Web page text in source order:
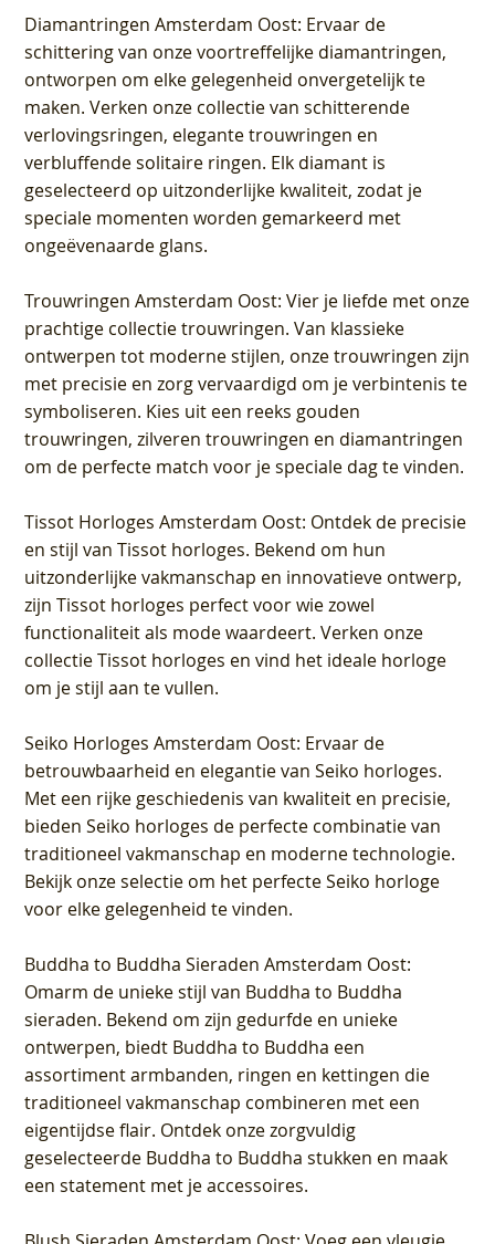
Diamantringen Amsterdam Oost: Ervaar de
schittering van onze voortreffelijke diamantringen,
ontworpen om elke gelegenheid onvergetelijk te
maken. Verken onze collectie van schitterende
verlovingsringen, elegante trouwringen en
verbluffende solitaire ringen. Elk diamant is
geselecteerd op uitzonderlijke kwaliteit, zodat je
speciale momenten worden gemarkeerd met
ongeëvenaarde glans.
Trouwringen Amsterdam Oost: Vier je liefde met onze
prachtige collectie trouwringen. Van klassieke
ontwerpen tot moderne stijlen, onze trouwringen zijn
met precisie en zorg vervaardigd om je verbintenis te
symboliseren. Kies uit een reeks gouden
trouwringen, zilveren trouwringen en diamantringen
om de perfecte match voor je speciale dag te vinden.
Tissot Horloges Amsterdam Oost: Ontdek de precisie
en stijl van Tissot horloges. Bekend om hun
uitzonderlijke vakmanschap en innovatieve ontwerp,
zijn Tissot horloges perfect voor wie zowel
functionaliteit als mode waardeert. Verken onze
collectie Tissot horloges en vind het ideale horloge
om je stijl aan te vullen.
Seiko Horloges Amsterdam Oost: Ervaar de
betrouwbaarheid en elegantie van Seiko horloges.
Met een rijke geschiedenis van kwaliteit en precisie,
bieden Seiko horloges de perfecte combinatie van
traditioneel vakmanschap en moderne technologie.
Bekijk onze selectie om het perfecte Seiko horloge
voor elke gelegenheid te vinden.
Buddha to Buddha Sieraden Amsterdam Oost:
Omarm de unieke stijl van Buddha to Buddha
sieraden. Bekend om zijn gedurfde en unieke
ontwerpen, biedt Buddha to Buddha een
assortiment armbanden, ringen en kettingen die
traditioneel vakmanschap combineren met een
eigentijdse flair. Ontdek onze zorgvuldig
geselecteerde Buddha to Buddha stukken en maak
een statement met je accessoires.